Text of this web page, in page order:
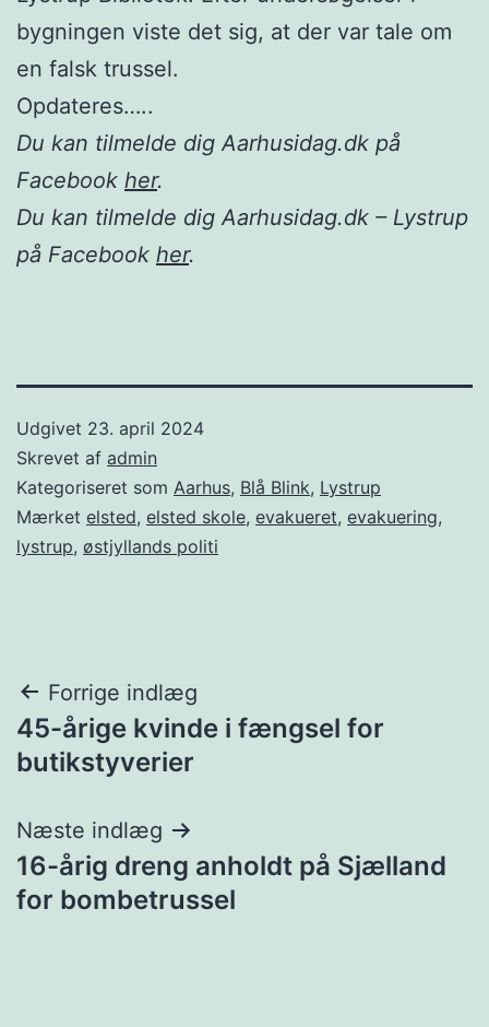
bygningen viste det sig, at der var tale om
en falsk trussel.
Opdateres…..
Du kan tilmelde dig Aarhusidag.dk på
Facebook her.
Du kan tilmelde dig Aarhusidag.dk – Lystrup
på Facebook her.
Udgivet 23. april 2024
Skrevet af admin
Kategoriseret som Aarhus, Blå Blink, Lystrup
Mærket elsted, elsted skole, evakueret, evakuering,
lystrup, østjyllands politi
Indlægsnavigation
Forrige indlæg
45-årige kvinde i fængsel for
butikstyverier
Næste indlæg
16-årig dreng anholdt på Sjælland
for bombetrussel